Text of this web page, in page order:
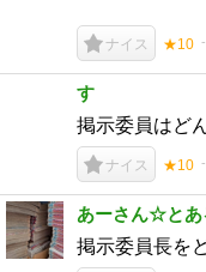
ナイス ★10
す
掲示委員はど
ナイス ★10
あーさん☆と